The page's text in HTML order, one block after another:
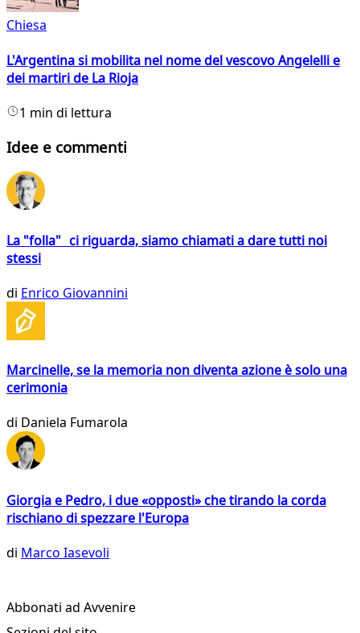
Chiesa
L'Argentina si mobilita nel nome del vescovo Angelelli e
dei martiri de La Rioja
1 min di lettura
Idee e commenti
La "folla" ci riguarda, siamo chiamati a dare tutti noi
stessi
di Enrico Giovannini
Marcinelle, se la memoria non diventa azione è solo una
cerimonia
di Daniela Fumarola
Giorgia e Pedro, i due «opposti» che tirando la corda
rischiano di spezzare l'Europa
di Marco Iasevoli
Abbonati ad Avvenire